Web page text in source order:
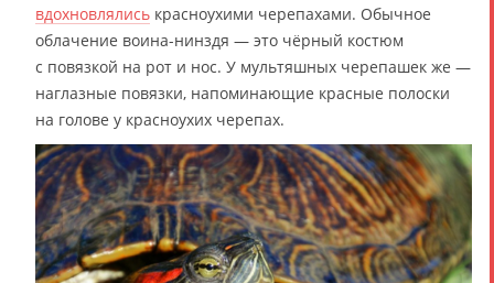
вдохновлялись красноухими черепахами. Обычное
облачение воина-нинздя — это чёрный костюм
с повязкой на рот и нос. У мультяшных черепашек же —
наглазные повязки, напоминающие красные полоски
на голове у красноухих черепах.